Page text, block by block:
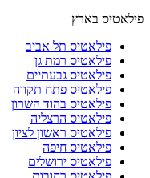
פילאטיס בארץ
פילאטיס תל אביב
פילאטיס רמת גן
פילאטיס גבעתיים
פילאטיס פתח תקווה
פילאטיס בהוד השרון
פילאטיס הרצליה
פילאטיס ראשון לציון
פילאטיס חיפה
פילאטיס ירושלים